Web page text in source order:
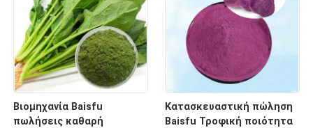
ποτό
Βιομηχανία Baisfu
πωλήσεις καθαρή
Κατασκευαστική πώληση
Baisfu Τροφική ποιότητα